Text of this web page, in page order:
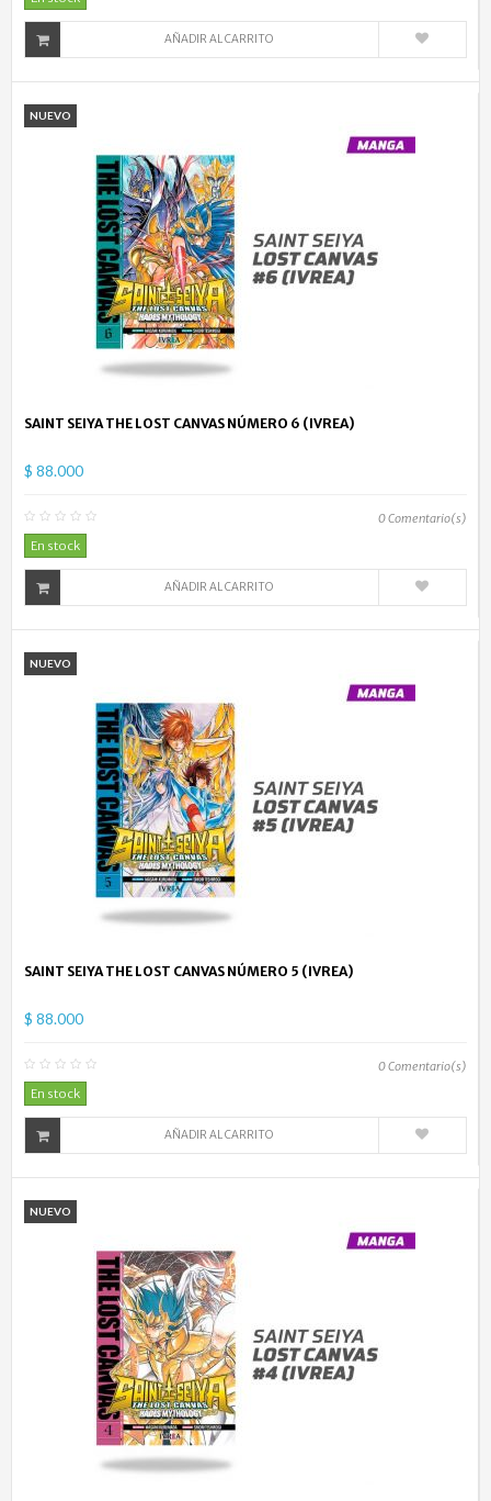
AÑADIR AL CARRITO
NUEVO
SAINT SEIYA THE LOST CANVAS NÚMERO 6 (IVREA)
$ 88.000
0Comentario(s)
En stock
AÑADIR AL CARRITO
NUEVO
SAINT SEIYA THE LOST CANVAS NÚMERO 5 (IVREA)
$ 88.000
0Comentario(s)
En stock
AÑADIR AL CARRITO
NUEVO